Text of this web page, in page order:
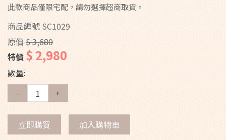
此款商品僅限宅配，請勿選擇超商取貨。
商品編號 SC1029
原價 $ 3,680
特價 $ 2,980
數量:
-
+
立即購買 加入購物車